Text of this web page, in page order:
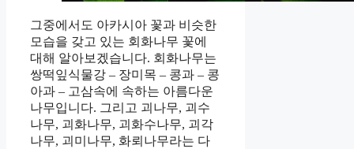
그중에서도 아카시아 꽃과 비슷한
모습을 갖고 있는 회화나무 꽃에
대해 알아보겠습니다. 회화나무는
쌍떡잎식물강 – 장미목 – 콩과 – 콩
아과 – 고삼속에 속하는 아름다운
나무입니다. 그리고 괴나무, 괴수
나무, 괴화나무, 괴화수나무, 괴각
나무, 괴미나무, 화뢰나무라는 다